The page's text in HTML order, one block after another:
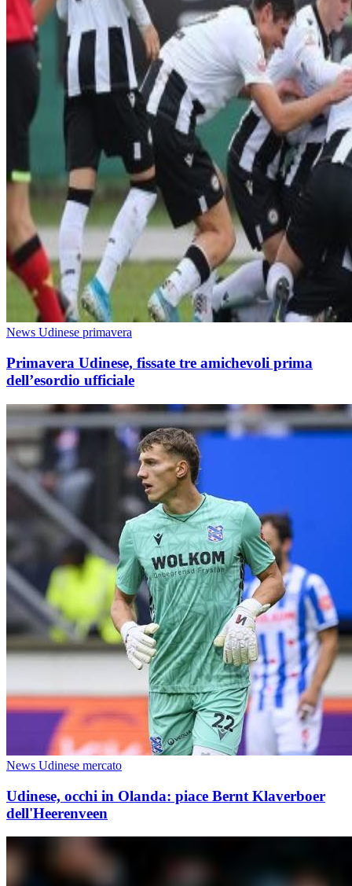
News Udinese primavera
Primavera Udinese, fissate tre amichevoli prima
dell’esordio ufficiale
News Udinese mercato
Udinese, occhi in Olanda: piace Bernt Klaverboer
dell'Heerenveen